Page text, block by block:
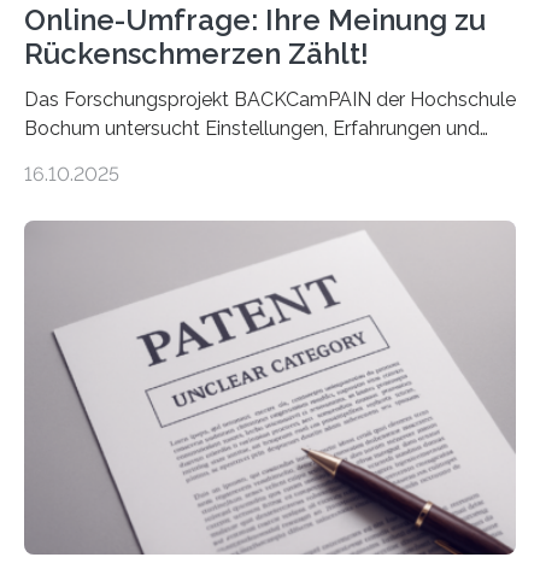
Online-Umfrage: Ihre Meinung zu
Rückenschmerzen Zählt!
Das Forschungsprojekt BACKCamPAIN der Hochschule
Bochum untersucht Einstellungen, Erfahrungen und
gehören zu den häufigsten gesundheitlichen
Rückenschmerzen denken und welche Erfahrungen sie
damit gemacht haben, kann entscheidend
beeinflussen, wie Schmerzen verlaufen und welche
Therapien wirken. Diese individuellen Überzeugungen
stehen im Mittelpunkt einer aktuellen Studie der
Hochschule Bochum. Im Rahmen des
Promotionsprojekts „BACKCamPAIN“ führt die
Doktorandin Deborah Jost (Hochschule Bochum,
Promotionskolleg NRW) derzeit eine Online-Umfrage
durch. Ziel ist es, herauszufinden,…
16.10.2025